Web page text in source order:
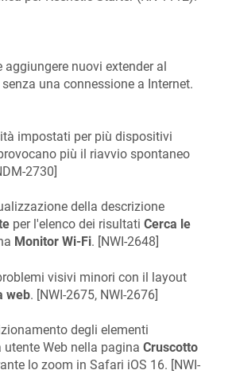
aggiungere nuovi extender al
senza una connessione a Internet.
impostati per più dispositivi
più il riavvio spontaneo
2730]
della descrizione
per l'elenco dei risultati Cerca le
Monitor Wi-Fi. [NWI-2648]
visivi minori con il layout
web. [NWI-2675, NWI-2676]
degli elementi
Web nella pagina Cruscotto
lo zoom in Safari iOS 16. [NWI-